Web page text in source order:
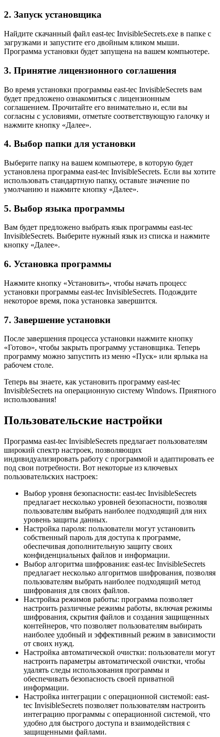
2. Запуск установщика
Найдите скачанный файл east-tec InvisibleSecrets.exe в папке с
загрузками и запустите его двойным кликом мыши.
Программа установки будет запущена на вашем компьютере.
3. Принятие лицензионного соглашения
Во время установки программы east-tec InvisibleSecrets вам
будет предложено ознакомиться с лицензионным
соглашением. Прочитайте его внимательно и, если вы
согласны с условиями, отметьте соответствующую галочку и
нажмите кнопку «Далее».
4. Выбор папки для установки
Выберите папку на вашем компьютере, в которую будет
установлена программа east-tec InvisibleSecrets. Если вы хотите
использовать стандартную папку, оставьте значение по
умолчанию и нажмите кнопку «Далее».
5. Выбор языка программы
Вам будет предложено выбрать язык программы east-tec
InvisibleSecrets. Выберите нужный язык из списка и нажмите
кнопку «Далее».
6. Установка программы
Нажмите кнопку «Установить», чтобы начать процесс
установки программы east-tec InvisibleSecrets. Подождите
некоторое время, пока установка завершится.
7. Завершение установки
После завершения процесса установки нажмите кнопку
«Готово», чтобы закрыть программу установщика. Теперь
программу можно запустить из меню «Пуск» или ярлыка на
рабочем столе.
Теперь вы знаете, как установить программу east-tec
InvisibleSecrets на операционную систему Windows. Приятного
использования!
Пользовательские настройки
Программа east-tec InvisibleSecrets предлагает пользователям
широкий спектр настроек, позволяющих
индивидуализировать работу с программой и адаптировать ее
под свои потребности. Вот некоторые из ключевых
пользовательских настроек:
Выбор уровня безопасности: east-tec InvisibleSecrets
предлагает несколько уровней безопасности, позволяя
пользователям выбрать наиболее подходящий для них
уровень защиты данных.
Настройка пароля: пользователи могут установить
собственный пароль для доступа к программе,
обеспечивая дополнительную защиту своих
конфиденциальных файлов и информации.
Выбор алгоритма шифрования: east-tec InvisibleSecrets
предлагает несколько алгоритмов шифрования, позволяя
пользователям выбрать наиболее подходящий метод
шифрования для своих файлов.
Настройка режимов работы: программа позволяет
настроить различные режимы работы, включая режимы
шифрования, скрытия файлов и создания защищенных
контейнеров, что позволяет пользователям выбирать
наиболее удобный и эффективный режим в зависимости
от своих нужд.
Настройка автоматической очистки: пользователи могут
настроить параметры автоматической очистки, чтобы
удалять следы использования программы и
обеспечивать безопасность своей приватной
информации.
Настройка интеграции с операционной системой: east-
tec InvisibleSecrets позволяет пользователям настроить
интеграцию программы с операционной системой, что
удобно для быстрого доступа и взаимодействия с
защищенными файлами.